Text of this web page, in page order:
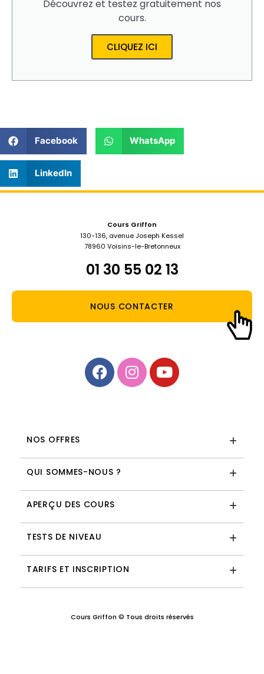
Découvrez et testez gratuitement nos
cours.
CLIQUEZ ICI
Facebook WhatsApp
LinkedIn
NOS OFFRES
QUI SOMMES-NOUS ?
APERÇU DES COURS
TESTS DE NIVEAU
TARIFS ET INSCRIPTION
Cours Griffon
130-136, avenue Joseph Kessel
78960 Voisins-le-Bretonneux
01 30 55 02 13
NOUS CONTACTER
Cours Griffon © Tous droits réservés